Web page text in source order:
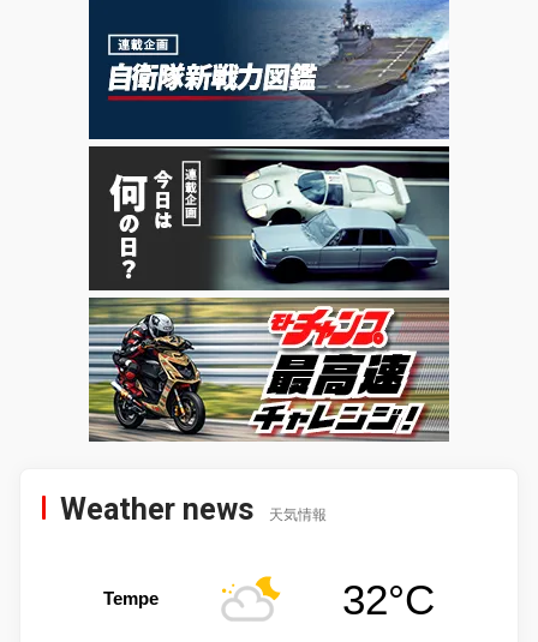
Weather news 天気情報
Tempe 32°C